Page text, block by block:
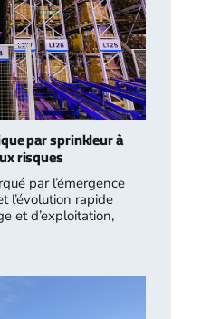
par sprinkleur à
risques
par l’émergence
l’évolution rapide
et d’exploitation,